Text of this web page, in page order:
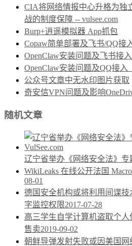
CIA将网络情报中心升格为独
战的制度保障 -- vulsee.com
Burp+逍遥模拟器 App抓包
Copaw简单部署及飞书/QQ接
OpenClaw安装问题及飞书接入
OpenClaw安装问题及QQ接入
公众号文章中无水印图片获取
奇安信VPN问题及影响
随机文章
辽宁省举办《网络安全法》专
WikiLeaks 在线公开法国
08-01
德国安全机构或将利用间谍技
字监控权限2017-07-28
高三学生自学计算机盗取个
售卖2019-09-02
朝鲜导弹发射失败或因美国网